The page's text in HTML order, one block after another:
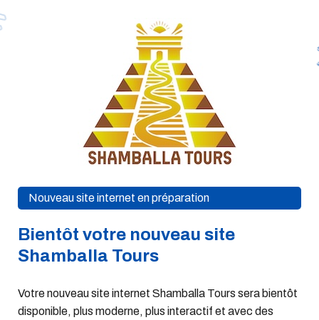
Nouveau site internet en préparation
Bientôt votre nouveau site
Shamballa Tours
Votre nouveau site internet Shamballa Tours sera bientôt
disponible, plus moderne, plus interactif et avec des